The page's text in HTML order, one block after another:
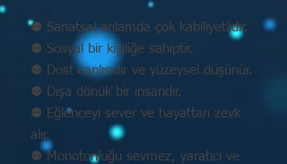
⚉ Sanatsal anlamda çok kabiliyetlidir.
⚉ Sosyal bir kişiliğe sahiptir.
⚉ Dost canlısıdır ve yüzeysel düşünür.
⚉ Dışa dönük bir insandır.
⚉ Eğlenceyi sever ve hayattan zevk
alır.
⚉ Monotonluğu sevmez, yaratıcı ve